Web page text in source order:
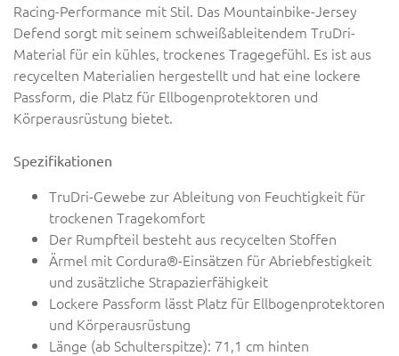
Racing-Performance mit Stil. Das Mountainbike-Jersey
Defend sorgt mit seinem schweißableitendem TruDri-
Material für ein kühles, trockenes Tragegefühl. Es ist aus
recycelten Materialien hergestellt und hat eine lockere
Passform, die Platz für Ellbogenprotektoren und
Körperausrüstung bietet.
Spezifikationen
TruDri-Gewebe zur Ableitung von Feuchtigkeit für
trockenen Tragekomfort
Der Rumpfteil besteht aus recycelten Stoffen
Ärmel mit Cordura®-Einsätzen für Abriebfestigkeit
und zusätzliche Strapazierfähigkeit
Lockere Passform lässt Platz für Ellbogenprotektoren
und Körperausrüstung
Länge (ab Schulterspitze): 71,1 cm hinten